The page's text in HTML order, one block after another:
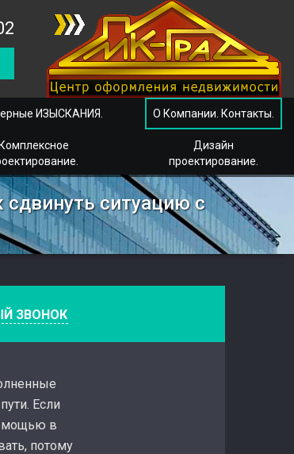
ИЗЫСКАНИЯ. О Компании. Контакты.
Комплексное
Дизайн
проектирование.
сдвинуть ситуацию с
ЗВОНОК
Если
в
потому